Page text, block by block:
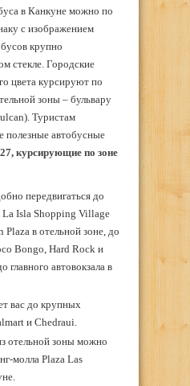
в Канкуне можно по
с изображением
крупно
стекле. Городские
цвета курсируют по
зоны – бульвару
Туристам
полезные автобусные
курсирующие по зоне
передвигаться до
La Isla Shopping Village
в отельной зоне, до
Bongo, Hard Rock и
главного автовокзала в
вас до крупных
и Chedraui.
отельной зоны можно
молла Plaza Las